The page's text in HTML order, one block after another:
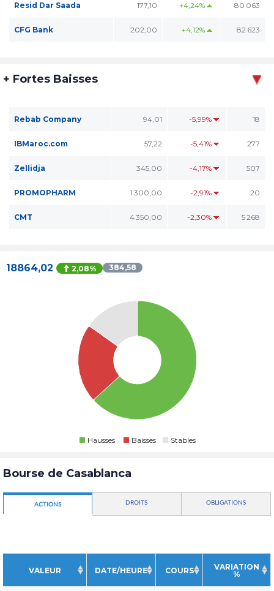
Resid Dar Saada 177,10 +4,24% 80 063
CFG Bank 202,00 +4,12% 82 623
+ Fortes Baisses
Rebab Company 94,01 -5,99% 18
IBMaroc.com 57,22 -5,41% 277
Zellidja 345,00 -4,17% 507
PROMOPHARM 1 300,00 -2,91% 20
CMT 4 350,00 -2,30% 5 268
18864,02 2,08% 384,58
Hausses Baisses Stables
Bourse de Casablanca
ACTIONS DROITS OBLIGATIONS
VALEUR DATE/HEURE COURS
VARIATION
%